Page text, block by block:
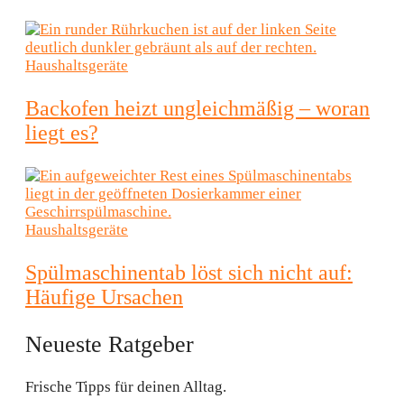
Haushaltsgeräte
Backofen heizt ungleichmäßig – woran
liegt es?
Haushaltsgeräte
Spülmaschinentab löst sich nicht auf:
Häufige Ursachen
Neueste Ratgeber
Frische Tipps für deinen Alltag.